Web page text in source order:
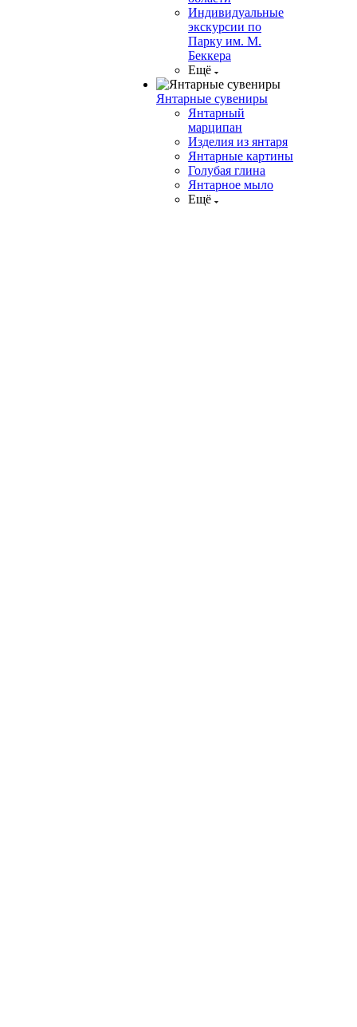
Индивидуальные
экскурсии по
Парку им. М.
Беккера
Ещё
Янтарные сувениры
Янтарный
марципан
Изделия из янтаря
Янтарные картины
Голубая глина
Янтарное мыло
Ещё